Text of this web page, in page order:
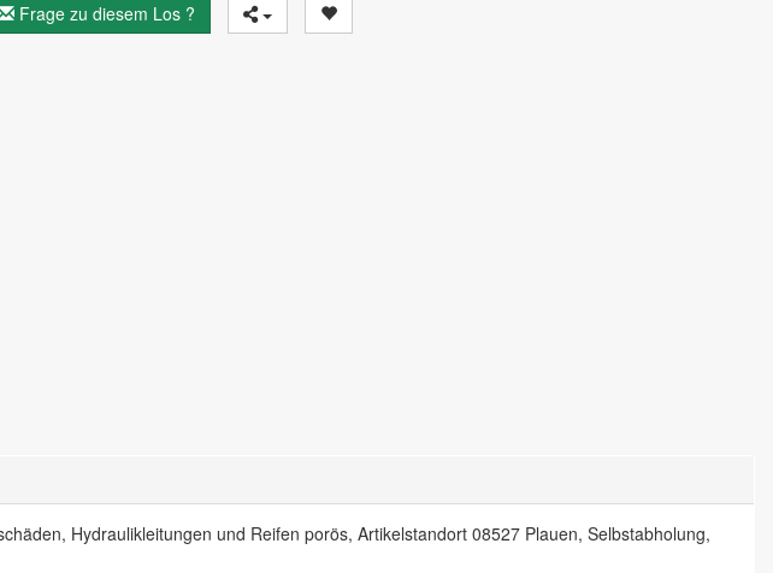
Frage zu diesem Los ?
Hydraulikleitungen und Reifen porös, Artikelstandort 08527 Plauen, Selbstabholung,